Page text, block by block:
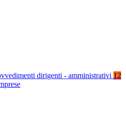
dirigenti - amministrativi 12